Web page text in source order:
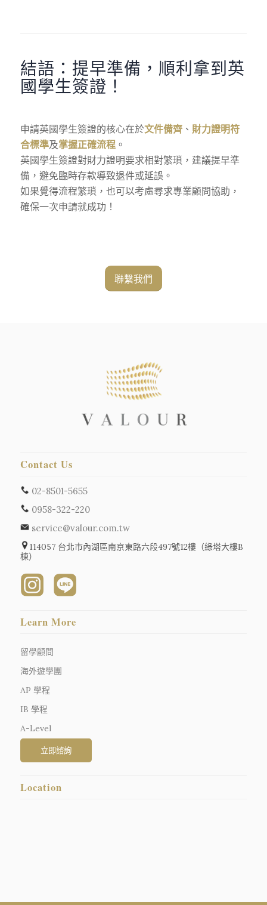
結語：提早準備，順利拿到英
國學生簽證！
申請英國學生簽證的核心在於文件備齊、 財力證明符
合標準及掌握正確流程。
英國學生簽證對財力證明要求相對繁瑣，建議提早準
備，避免臨時存款導致退件或延誤。
如果覺得流程繁瑣，也可以考慮尋求專業顧問協助，
確保一次申請就成功！
聯繫我們
Contact Us
02-8501-5655
0958-322-220
service@valour.com.tw
114057 台北市內湖區南京東路六段497號12樓（綠塔大樓B
棟）
Learn More
留學顧問
海外遊學團
AP 學程
IB 學程
A-Level
Location